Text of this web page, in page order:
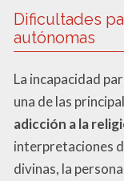
Dificultades
autónomas
La incapacidad
una de las
adicción a la
interpretaciones
divinas, la